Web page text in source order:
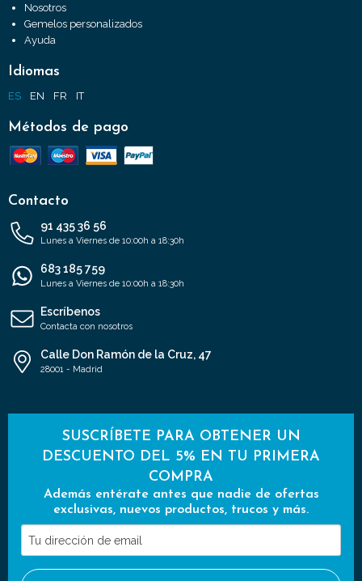
Nosotros
Gemelos personalizados
Ayuda
Idiomas
ES EN FR IT
Métodos de pago
Contacto
91 435 36 56
Lunes a Viernes de 10:00h a 18:30h
683 185 759
Lunes a Viernes de 10:00h a 18:30h
Escríbenos
Contacta con nosotros
Calle Don Ramón de la Cruz, 47
28001 - Madrid
SUSCRÍBETE PARA OBTENER UN
DESCUENTO DEL 5% EN TU PRIMERA
COMPRA
Además entérate antes que nadie de ofertas
exclusivas, nuevos productos, trucos y más.
Tu
dirección
de